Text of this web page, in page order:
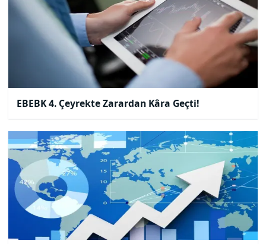
EBEBK 4. Çeyrekte Zarardan Kâra Geçti!